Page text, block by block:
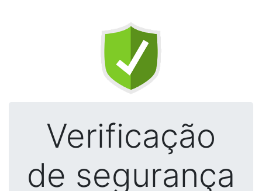
Verificação
de segurança